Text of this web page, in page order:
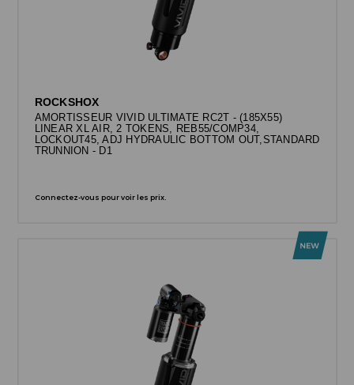
ROCKSHOX
AMORTISSEUR VIVID ULTIMATE RC2T - (185X55)
LINEAR XL AIR, 2 TOKENS, REB55/COMP34,
LOCKOUT45, ADJ HYDRAULIC BOTTOM OUT,STANDARD
TRUNNION - D1
Connectez-vous pour voir les prix.